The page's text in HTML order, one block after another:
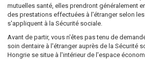
mutuelles santé, elles prendront généralement
des prestations effectuées à l'étranger selon
s'appliquent à la Sécurité sociale.
Avant de partir, vous n'êtes pas tenu de
soin dentaire à l'étranger auprès de la Sécurité
Hongrie se situe à l'intérieur de l'espace